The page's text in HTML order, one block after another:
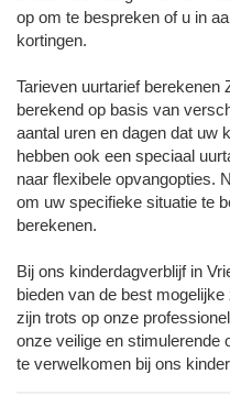
op om te bespreken of u in
kortingen.
Tarieven uurtarief
berekend op basis van
aantal uren en dagen dat uw
hebben ook een speciaal
naar flexibele opvangopties.
om uw specifieke situatie te
berekenen.
Bij ons kinderdagverblijf in
bieden van de best
zijn trots op onze
onze veilige en stimulerende
te verwelkomen bij ons